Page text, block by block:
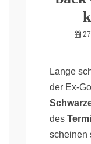
Lange
der Ex-
des
scheinen